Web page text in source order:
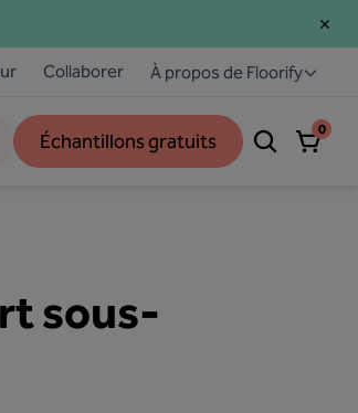
Collaborer À propos de Floorify
Échantillons gratuits 0
sous-